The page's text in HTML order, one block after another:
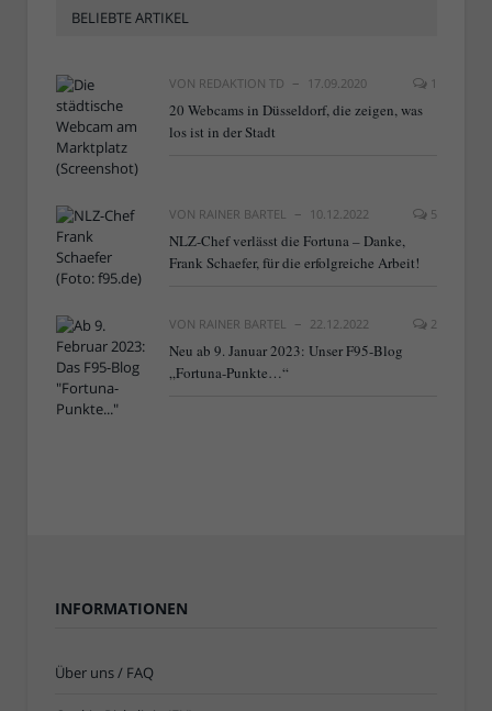
BELIEBTE ARTIKEL
VON REDAKTION TD 17.09.2020 1
20 Webcams in Düsseldorf, die zeigen, was
los ist in der Stadt
VON RAINER BARTEL 10.12.2022 5
NLZ-Chef verlässt die Fortuna – Danke,
Frank Schaefer, für die erfolgreiche Arbeit!
VON RAINER BARTEL 22.12.2022 2
Neu ab 9. Januar 2023: Unser F95-Blog
„Fortuna-Punkte…“
INFORMATIONEN
Über uns / FAQ